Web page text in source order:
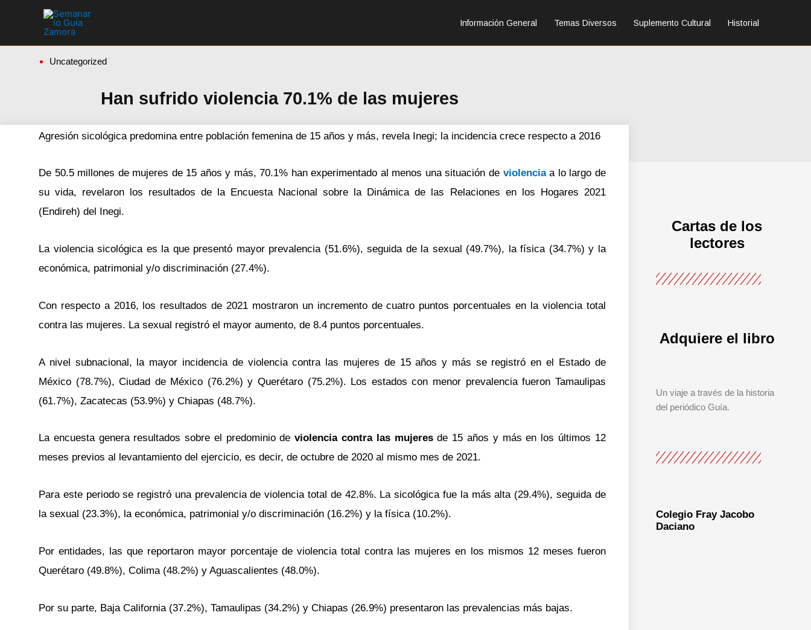
Información General Temas Diversos Suplemento Cultural Historial
Uncategorized
Han sufrido violencia 70.1% de las mujeres
Agresión sicológica predomina entre población femenina de 15 años y más, revela Inegi; la incidencia crece respecto a 2016
De 50.5 millones de mujeres de 15 años y más, 70.1% han experimentado al menos una situación de violenciaa lo largo de
su vida, revelaron los resultados de la Encuesta Nacional sobre la Dinámica de las Relaciones en los Hogares 2021
(Endireh) del Inegi.
La violencia sicológica es la que presentó mayor prevalencia (51.6%), seguida de la sexual (49.7%), la física (34.7%) y la
económica, patrimonial y/o discriminación (27.4%).
Con respecto a 2016, los resultados de 2021 mostraron un incremento de cuatro puntos porcentuales en la violencia total
contra las mujeres. La sexual registró el mayor aumento, de 8.4 puntos porcentuales.
A nivel subnacional, la mayor incidencia de violencia contra las mujeres de 15 años y más se registró en el Estado de
México (78.7%), Ciudad de México (76.2%) y Querétaro (75.2%). Los estados con menor prevalencia fueron Tamaulipas
(61.7%), Zacatecas (53.9%) y Chiapas (48.7%).
La encuesta genera resultados sobre el predominio deviolencia contra las mujeresde 15 años y más en los últimos 12
meses previos al levantamiento del ejercicio, es decir, de octubre de 2020 al mismo mes de 2021.
Para este periodo se registró una prevalencia de violencia total de 42.8%. La sicológica fue la más alta (29.4%), seguida de
la sexual (23.3%), la económica, patrimonial y/o discriminación (16.2%) y la física (10.2%).
Por entidades, las que reportaron mayor porcentaje de violencia total contra las mujeres en los mismos 12 meses fueron
Querétaro (49.8%), Colima (48.2%) y Aguascalientes (48.0%).
Por su parte, Baja California (37.2%), Tamaulipas (34.2%) y Chiapas (26.9%) presentaron las prevalencias más bajas.
Cartas de los
lectores
Adquiere el libro
Un viaje a través de la historia
del periódico Guía.
Colegio Fray Jacobo
Daciano